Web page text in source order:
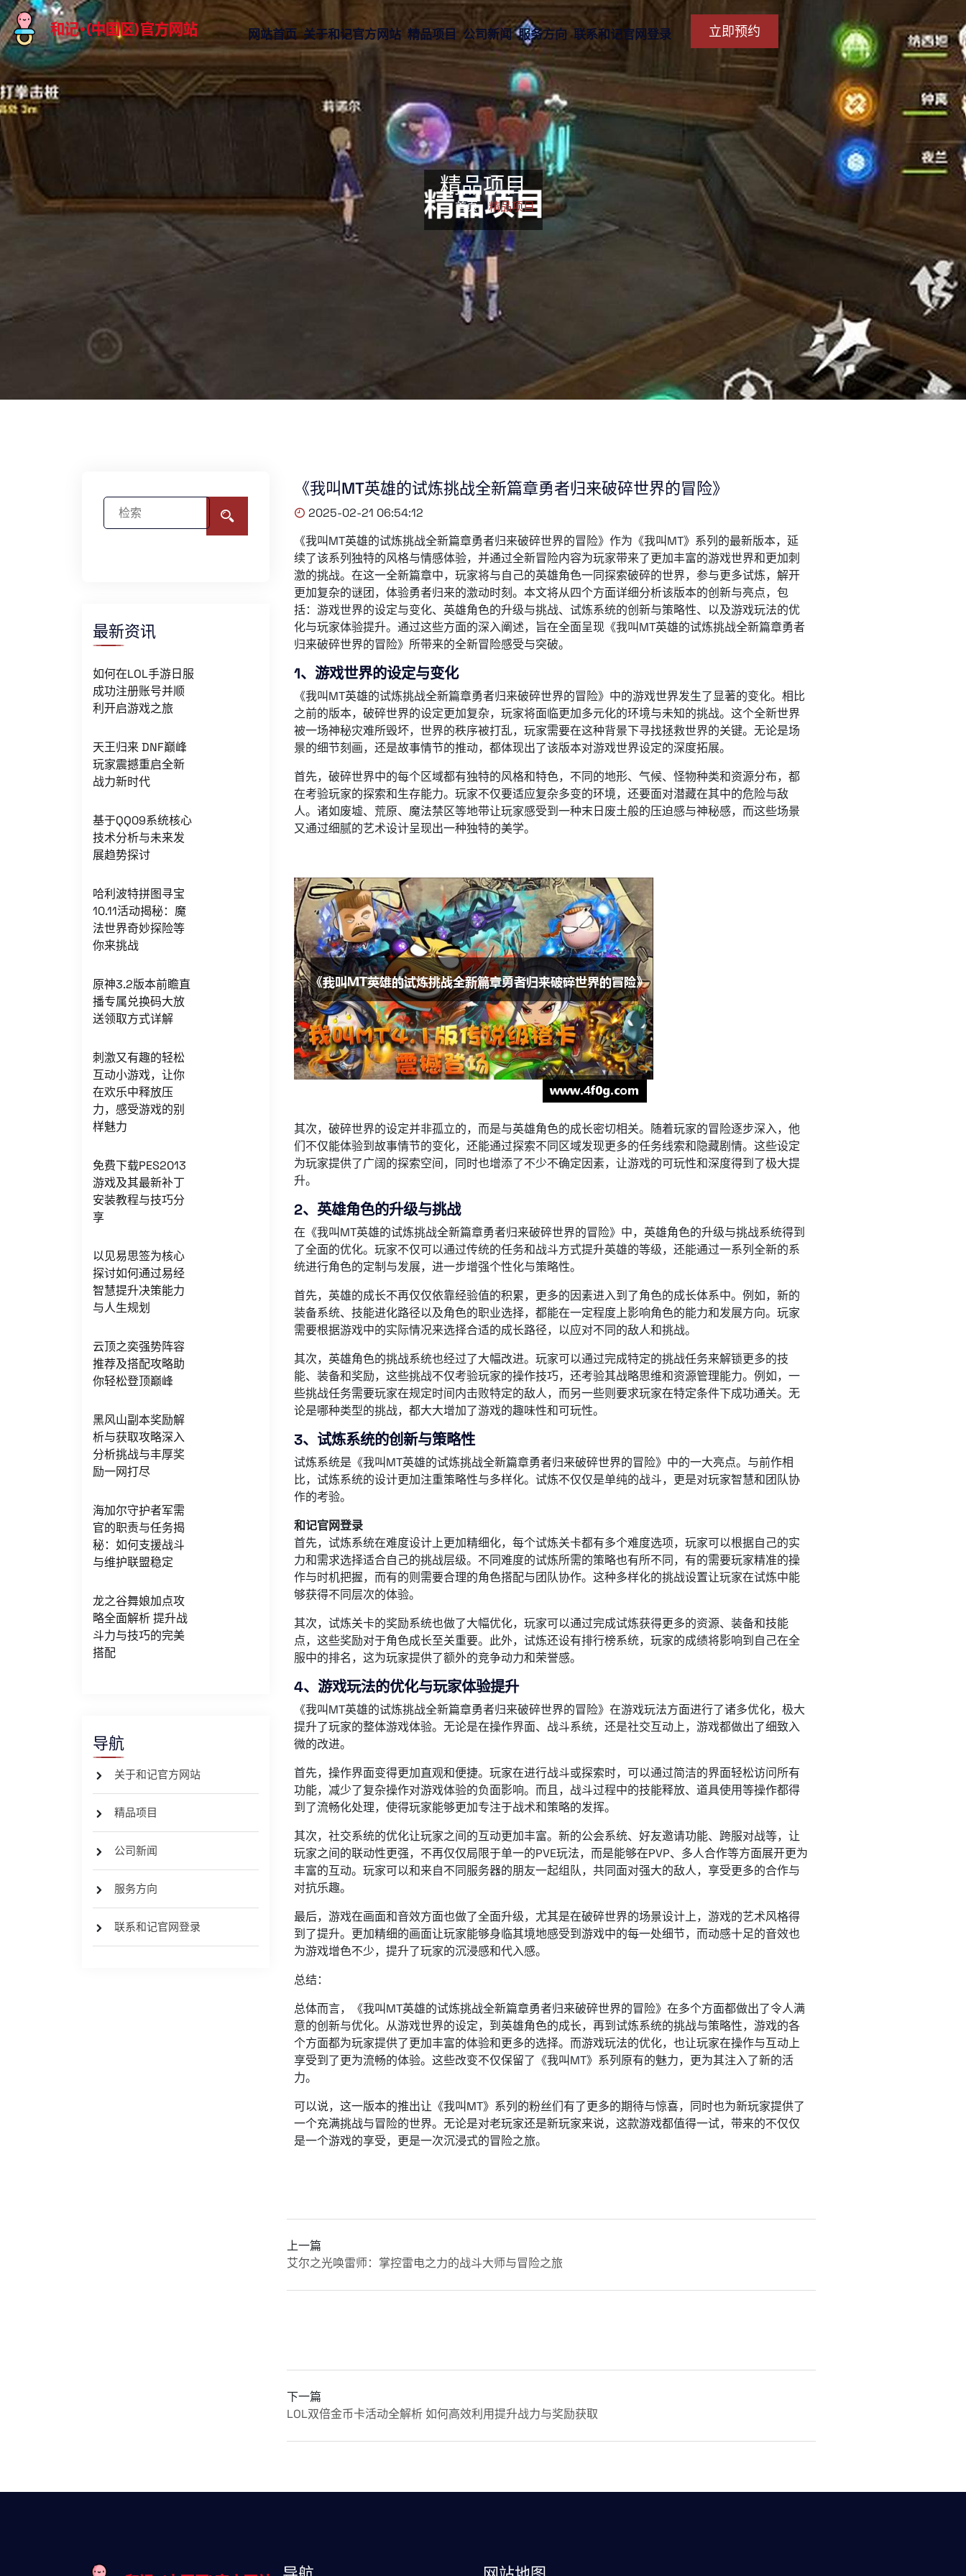
网站首页 关于和记官方网站 精品项目 公司新闻 服务方向 联系和记官网登录 立即预约
精品项目
首页- 精品项目
最新资讯
如何在LOL手游日服
成功注册账号并顺
利开启游戏之旅
天王归来 DNF巅峰
玩家震撼重启全新
战力新时代
基于QQ09系统核心
技术分析与未来发
展趋势探讨
哈利波特拼图寻宝
10.11活动揭秘：魔
法世界奇妙探险等
你来挑战
原神3.2版本前瞻直
播专属兑换码大放
送领取方式详解
刺激又有趣的轻松
互动小游戏，让你
在欢乐中释放压
力，感受游戏的别
样魅力
免费下载PES2013
游戏及其最新补丁
安装教程与技巧分
享
以见易思签为核心
探讨如何通过易经
智慧提升决策能力
与人生规划
云顶之奕强势阵容
推荐及搭配攻略助
你轻松登顶巅峰
黑风山副本奖励解
析与获取攻略深入
分析挑战与丰厚奖
励一网打尽
海加尔守护者军需
官的职责与任务揭
秘：如何支援战斗
与维护联盟稳定
龙之谷舞娘加点攻
略全面解析 提升战
斗力与技巧的完美
搭配
导航
关于和记官方网站
精品项目
公司新闻
服务方向
联系和记官网登录
《我叫MT英雄的试炼挑战全新篇章勇者归来破碎世界的冒险》
2025-02-21 06:54:12
《我叫MT英雄的试炼挑战全新篇章勇者归来破碎世界的冒险》作为《我叫MT》系列的最新版本，延
续了该系列独特的风格与情感体验，并通过全新冒险内容为玩家带来了更加丰富的游戏世界和更加刺
激的挑战。在这一全新篇章中，玩家将与自己的英雄角色一同探索破碎的世界，参与更多试炼，解开
更加复杂的谜团，体验勇者归来的激动时刻。本文将从四个方面详细分析该版本的创新与亮点，包
括：游戏世界的设定与变化、英雄角色的升级与挑战、试炼系统的创新与策略性、以及游戏玩法的优
化与玩家体验提升。通过这些方面的深入阐述，旨在全面呈现《我叫MT英雄的试炼挑战全新篇章勇者
归来破碎世界的冒险》所带来的全新冒险感受与突破。
1、游戏世界的设定与变化
《我叫MT英雄的试炼挑战全新篇章勇者归来破碎世界的冒险》中的游戏世界发生了显著的变化。相比
之前的版本，破碎世界的设定更加复杂，玩家将面临更加多元化的环境与未知的挑战。这个全新世界
被一场神秘灾难所毁坏，世界的秩序被打乱，玩家需要在这种背景下寻找拯救世界的关键。无论是场
景的细节刻画，还是故事情节的推动，都体现出了该版本对游戏世界设定的深度拓展。
首先，破碎世界中的每个区域都有独特的风格和特色，不同的地形、气候、怪物种类和资源分布，都
在考验玩家的探索和生存能力。玩家不仅要适应复杂多变的环境，还要面对潜藏在其中的危险与敌
人。诸如废墟、荒原、魔法禁区等地带让玩家感受到一种末日废土般的压迫感与神秘感，而这些场景
又通过细腻的艺术设计呈现出一种独特的美学。
其次，破碎世界的设定并非孤立的，而是与英雄角色的成长密切相关。随着玩家的冒险逐步深入，他
们不仅能体验到故事情节的变化，还能通过探索不同区域发现更多的任务线索和隐藏剧情。这些设定
为玩家提供了广阔的探索空间，同时也增添了不少不确定因素，让游戏的可玩性和深度得到了极大提
升。
2、英雄角色的升级与挑战
在《我叫MT英雄的试炼挑战全新篇章勇者归来破碎世界的冒险》中，英雄角色的升级与挑战系统得到
了全面的优化。玩家不仅可以通过传统的任务和战斗方式提升英雄的等级，还能通过一系列全新的系
统进行角色的定制与发展，进一步增强个性化与策略性。
首先，英雄的成长不再仅仅依靠经验值的积累，更多的因素进入到了角色的成长体系中。例如，新的
装备系统、技能进化路径以及角色的职业选择，都能在一定程度上影响角色的能力和发展方向。玩家
需要根据游戏中的实际情况来选择合适的成长路径，以应对不同的敌人和挑战。
其次，英雄角色的挑战系统也经过了大幅改进。玩家可以通过完成特定的挑战任务来解锁更多的技
能、装备和奖励，这些挑战不仅考验玩家的操作技巧，还考验其战略思维和资源管理能力。例如，一
些挑战任务需要玩家在规定时间内击败特定的敌人，而另一些则要求玩家在特定条件下成功通关。无
论是哪种类型的挑战，都大大增加了游戏的趣味性和可玩性。
3、试炼系统的创新与策略性
试炼系统是《我叫MT英雄的试炼挑战全新篇章勇者归来破碎世界的冒险》中的一大亮点。与前作相
比，试炼系统的设计更加注重策略性与多样化。试炼不仅仅是单纯的战斗，更是对玩家智慧和团队协
作的考验。
和记官网登录
首先，试炼系统在难度设计上更加精细化，每个试炼关卡都有多个难度选项，玩家可以根据自己的实
力和需求选择适合自己的挑战层级。不同难度的试炼所需的策略也有所不同，有的需要玩家精准的操
作与时机把握，而有的则需要合理的角色搭配与团队协作。这种多样化的挑战设置让玩家在试炼中能
够获得不同层次的体验。
其次，试炼关卡的奖励系统也做了大幅优化，玩家可以通过完成试炼获得更多的资源、装备和技能
点，这些奖励对于角色成长至关重要。此外，试炼还设有排行榜系统，玩家的成绩将影响到自己在全
服中的排名，这为玩家提供了额外的竞争动力和荣誉感。
4、游戏玩法的优化与玩家体验提升
《我叫MT英雄的试炼挑战全新篇章勇者归来破碎世界的冒险》在游戏玩法方面进行了诸多优化，极大
提升了玩家的整体游戏体验。无论是在操作界面、战斗系统，还是社交互动上，游戏都做出了细致入
微的改进。
首先，操作界面变得更加直观和便捷。玩家在进行战斗或探索时，可以通过简洁的界面轻松访问所有
功能，减少了复杂操作对游戏体验的负面影响。而且，战斗过程中的技能释放、道具使用等操作都得
到了流畅化处理，使得玩家能够更加专注于战术和策略的发挥。
其次，社交系统的优化让玩家之间的互动更加丰富。新的公会系统、好友邀请功能、跨服对战等，让
玩家之间的联动性更强，不再仅仅局限于单一的PVE玩法，而是能够在PVP、多人合作等方面展开更为
丰富的互动。玩家可以和来自不同服务器的朋友一起组队，共同面对强大的敌人，享受更多的合作与
对抗乐趣。
最后，游戏在画面和音效方面也做了全面升级，尤其是在破碎世界的场景设计上，游戏的艺术风格得
到了提升。更加精细的画面让玩家能够身临其境地感受到游戏中的每一处细节，而动感十足的音效也
为游戏增色不少，提升了玩家的沉浸感和代入感。
总结：
总体而言，《我叫MT英雄的试炼挑战全新篇章勇者归来破碎世界的冒险》在多个方面都做出了令人满
意的创新与优化。从游戏世界的设定，到英雄角色的成长，再到试炼系统的挑战与策略性，游戏的各
个方面都为玩家提供了更加丰富的体验和更多的选择。而游戏玩法的优化，也让玩家在操作与互动上
享受到了更为流畅的体验。这些改变不仅保留了《我叫MT》系列原有的魅力，更为其注入了新的活
力。
可以说，这一版本的推出让《我叫MT》系列的粉丝们有了更多的期待与惊喜，同时也为新玩家提供了
一个充满挑战与冒险的世界。无论是对老玩家还是新玩家来说，这款游戏都值得一试，带来的不仅仅
是一个游戏的享受，更是一次沉浸式的冒险之旅。
上一篇
艾尔之光唤雷师：掌控雷电之力的战斗大师与冒险之旅
下一篇
LOL双倍金币卡活动全解析 如何高效利用提升战力与奖励获取